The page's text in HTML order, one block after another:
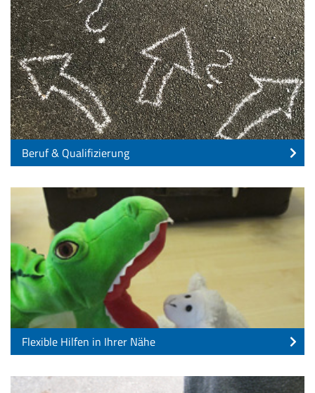
Beruf & Qualifizierung
Flexible Hilfen in Ihrer Nähe